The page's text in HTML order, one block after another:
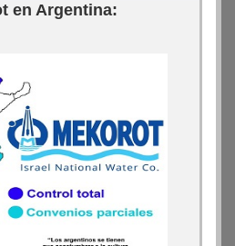
en Argentina: